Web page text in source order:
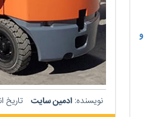
نویسنده: ادمین سایت تاریخ